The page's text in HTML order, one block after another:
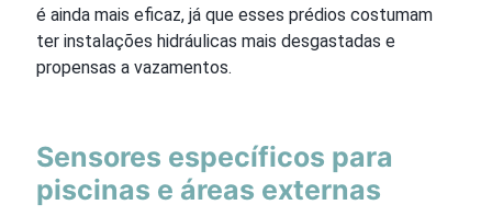
é ainda mais eficaz, já que esses prédios costumam
ter instalações hidráulicas mais desgastadas e
propensas a vazamentos.
Sensores específicos para
piscinas e áreas externas